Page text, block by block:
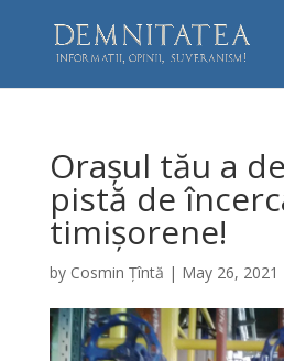
Orașul tău a
pistă de
timișorene!
by Cosmin Țîntă | May 26, 2021